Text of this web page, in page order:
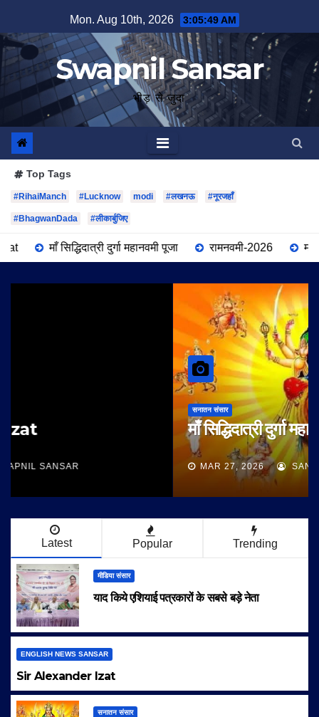
to
content
Mon. Aug 10th, 2026 3:05:51 AM
Swapnil Sansar
भीड़ से जुदा
Top Tags
#RihaiManch #Lucknow modi #लखनऊ #नूरजहाँ
#BhagwanDada #लीकार्बुजिए
दुर्गा महानवमी पूजा रामनवमी-2026 माँ महागौरी दुर्गा
माँ सिद्धिदात्री दुर्गा महानवमी पूजा
MAR 27, 2026 SANSAR SWAPNIL
Latest Popular Trending
मीडिया संसार
याद किये एशियाई पत्रकारों के सबसे बड़े नेता
ENGLISH NEWS SANSAR
Sir Alexander Izat
सनातन संसार